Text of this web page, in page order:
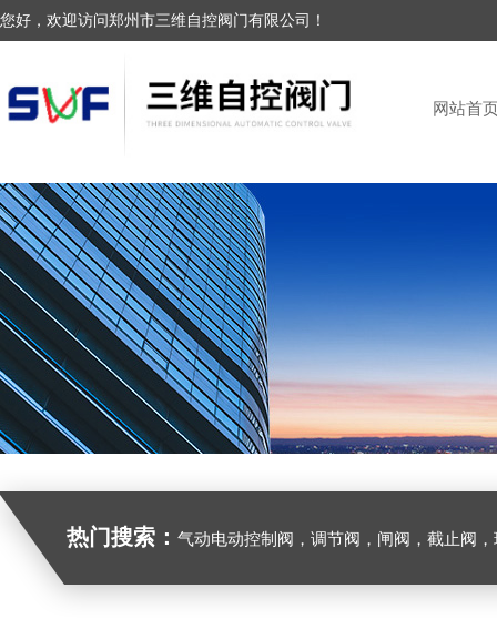
您好，欢迎访问郑州市三维自控阀门有限公司！
网站首
热门搜索： 气动电动控制阀，调节阀，闸阀，截止阀，球阀，蝶阀，止回阀，高温高压